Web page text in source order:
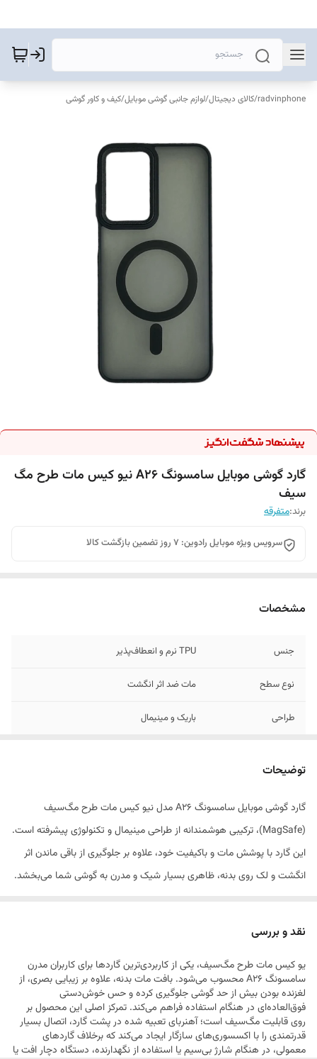
radvinphone
/کالای دیجیتال/لوازم جانبی گوشی موبایل/کیف و کاور گوشی
گارد گوشی موبایل سامسونگ A26 نیو کیس مات طرح مگ
سیف
برند:متفرقه
سرویس ویژه موبایل رادوین: 7 روز تضمین بازگشت کالا
مشخصات
جنس TPU نرم و انعطاف‌پذیر
نوع سطح مات ضد اثر انگشت
طراحی باریک و مینیمال
توضیحات
گارد گوشی موبایل سامسونگ A26 مدل نیو کیس مات طرح مگ‌سیف
(MagSafe)، ترکیبی هوشمندانه از طراحی مینیمال و تکنولوژی پیشرفته است.
این گارد با پوشش مات و باکیفیت خود، علاوه بر جلوگیری از باقی ماندن اثر
انگشت و لک روی بدنه، ظاهری بسیار شیک و مدرن به گوشی شما می‌بخشد.
نگهدارنده‌های خودرو را فراهم می‌کند. این گارد انتخابی ایده‌آل برای کاربرانی
است که به دنبال ترکیب استایل مات با قابلیت‌های کاربردی نسل جدید
هستند.
نقد و بررسی
یو کیس مات طرح مگ‌سیف، یکی از کاربردی‌ترین گاردها برای کاربران مدرن
سامسونگ A26 محسوب می‌شود. بافت مات بدنه، علاوه بر زیبایی بصری، از
لغزنده بودن بیش از حد گوشی جلوگیری کرده و حس خوش‌دستی
فوق‌العاده‌ای در هنگام استفاده فراهم می‌کند. تمرکز اصلی این محصول بر
روی قابلیت مگ‌سیف است؛ آهنربای تعبیه شده در پشت گارد، اتصال بسیار
قدرتمندی را با اکسسوری‌های سازگار ایجاد می‌کند که برخلاف گارد‌های
معمولی، در هنگام شارژ بی‌سیم یا استفاده از نگهدارنده، دستگاه دچار افت یا